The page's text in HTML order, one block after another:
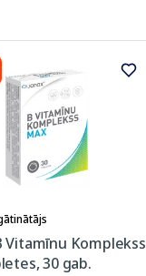
Vitamīnu Komplekss
30 gab.